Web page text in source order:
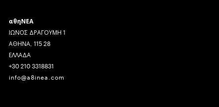
αθηΝΕΑ
ΙΩΝΟΣ ΔΡΑΓΟΥΜΗ 1
ΑΘΗΝΑ, 115 28
ΕΛΛΑΔΑ
+30 210 3318831
info@a8inea.com